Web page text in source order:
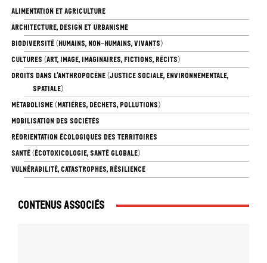
ALIMENTATION ET AGRICULTURE
ARCHITECTURE, DESIGN ET URBANISME
BIODIVERSITÉ (HUMAINS, NON-HUMAINS, VIVANTS)
CULTURES (ART, IMAGE, IMAGINAIRES, FICTIONS, RÉCITS)
DROITS DANS L’ANTHROPOCÈNE (JUSTICE SOCIALE, ENVIRONNEMENTALE,
SPATIALE)
MÉTABOLISME (MATIÈRES, DÉCHETS, POLLUTIONS)
MOBILISATION DES SOCIÉTÉS
RÉORIENTATION ÉCOLOGIQUES DES TERRITOIRES
SANTÉ (ÉCOTOXICOLOGIE, SANTÉ GLOBALE)
VULNÉRABILITÉ, CATASTROPHES, RÉSILIENCE
Contenus associés